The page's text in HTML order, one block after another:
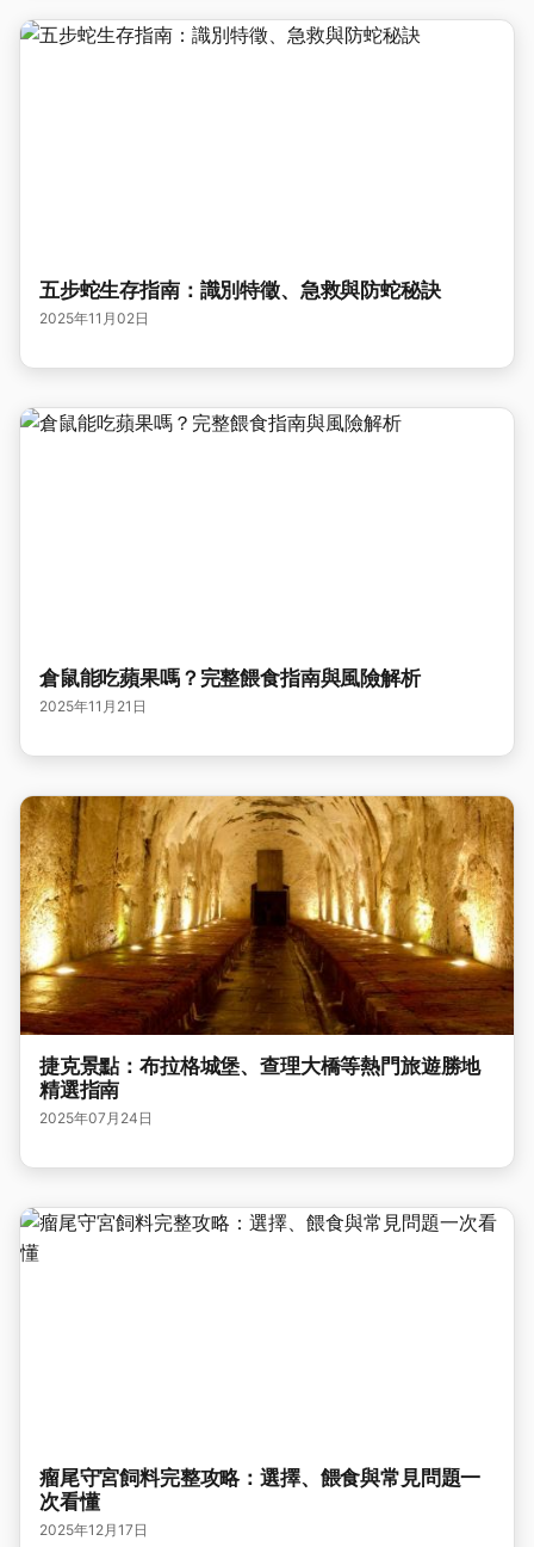
五步蛇生存指南：識別特徵、急救與防蛇秘訣
2025年11月02日
倉鼠能吃蘋果嗎？完整餵食指南與風險解析
2025年11月21日
捷克景點：布拉格城堡、查理大橋等熱門旅遊勝地
精選指南
2025年07月24日
瘤尾守宮飼料完整攻略：選擇、餵食與常見問題一
次看懂
2025年12月17日